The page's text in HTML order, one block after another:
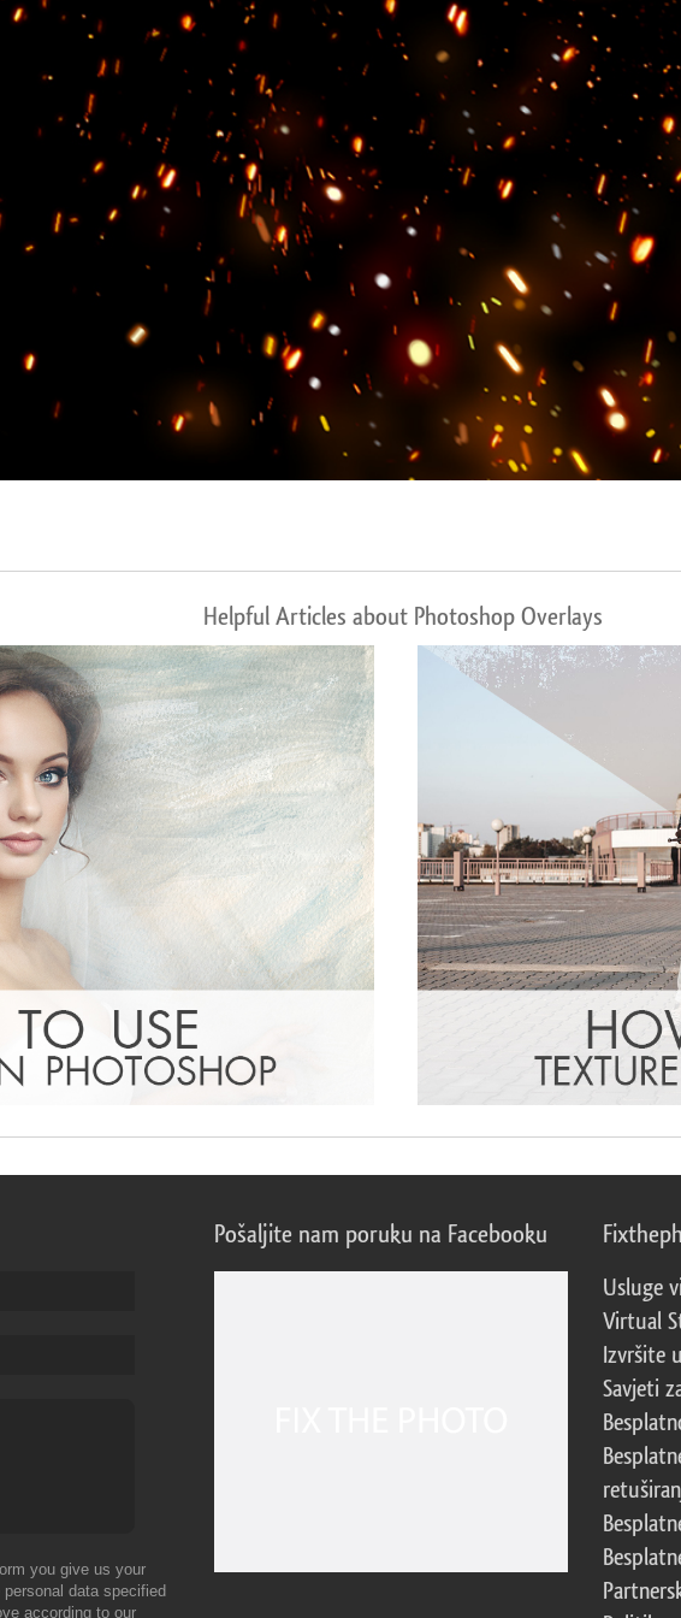
Uređivanje fotografija proizvoda Uređivanje fotografija nakita Podaci za obuku AI
Helpful Articles about Photoshop Overlays
you give us your
data specified
according to our
Pošaljite nam poruku na Facebooku
Usluge
Virtual
Izvršite
Savjeti